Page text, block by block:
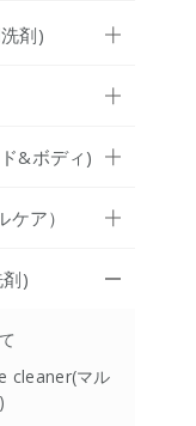
剤)
&ボディ)
ア）
)
cleaner(マル